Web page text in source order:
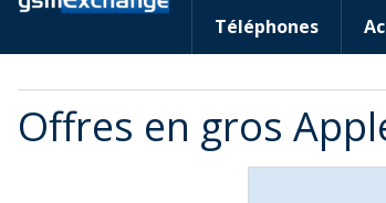
Téléphones
Offres en gros